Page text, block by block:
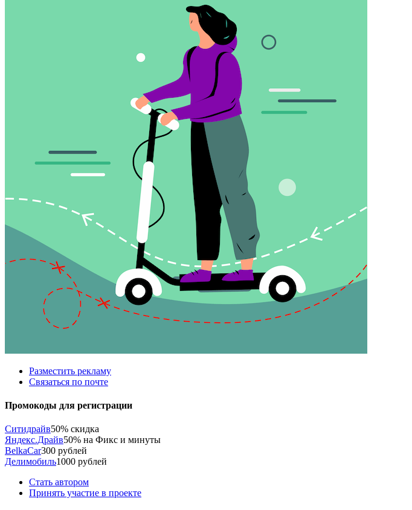
Разместить рекламу
Связаться по почте
Промокоды для регистрации
Ситидрайв50% скидка
Яндекс.Драйв50% на Фикс и минуты
BelkaCar300 рублей
Делимобиль1000 рублей
Стать автором
Принять участие в проекте